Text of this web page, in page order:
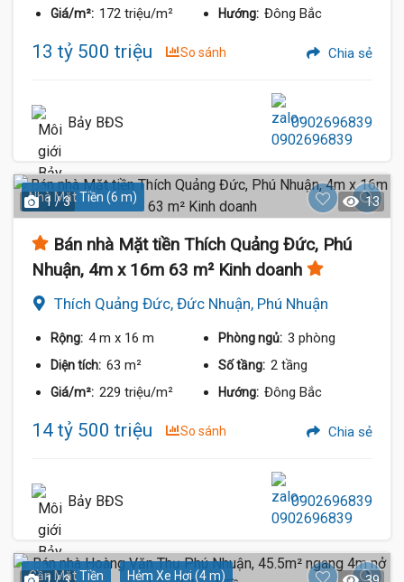
Giá/m²: 172 triệu/m² Hướng: Đông Bắc
13 tỷ 500 triệu So sánh Chia sẻ
Bảy BĐS 0902696839
Nhà Mặt Tiền (6 m)
1 / 3 13
Bán nhà Mặt tiền Thích Quảng Đức, Phú
Nhuận, 4m x 16m 63 m² Kinh doanh
Thích Quảng Đức, Đức Nhuận, Phú Nhuận
Rộng: 4 m x 16 m Phòng ngủ: 3 phòng
Diện tích: 63 m² Số tầng: 2 tầng
Giá/m²: 229 triệu/m² Hướng: Đông Bắc
14 tỷ 500 triệu So sánh Chia sẻ
Bảy BĐS 0902696839
Gần Mặt Tiền Hẻm Xe Hơi (4 m)